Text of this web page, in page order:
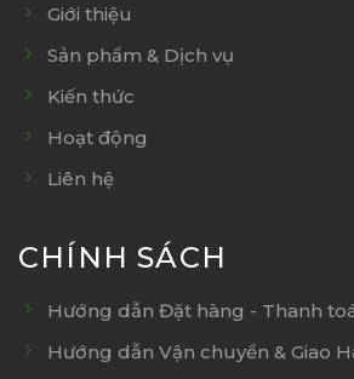
Giới thiệu
Sản phẩm & Dịch vụ
Kiến thức
Hoạt động
Liên hệ
CHÍNH SÁCH
Hướng dẫn Đặt hàng - Thanh
Hướng dẫn Vận chuyển & Giao